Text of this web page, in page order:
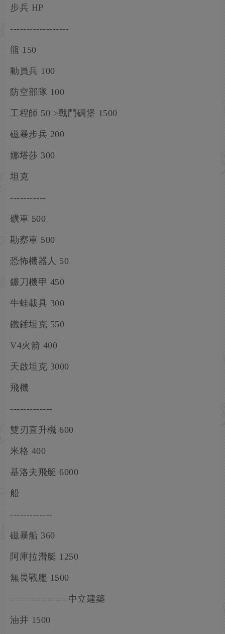
步兵 HP
------------------
熊 150
動員兵 100
防空部隊 100
工程師 50 >戰鬥碉堡 1500
磁暴步兵 200
娜塔莎 300
坦克
-----------
礦車 500
勘察車 500
恐怖機器人 50
鐮刀機甲 450
牛蛙載具 300
鐵錘坦克 550
V4火箭 400
天啟坦克 3000
飛機
-------------
雙刃直升機 600
米格 400
基洛夫飛艇 6000
船
-------------
磁暴船 360
阿庫拉潛艇 1250
無畏戰艦 1500
===========中立建築
油井 1500